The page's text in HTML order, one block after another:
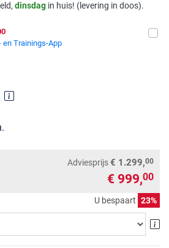
dinsdag in huis! (levering in doos).
en Trainings-App
Adviesprijs€ 1.299,00
€ 999,00
U bespaart 23%